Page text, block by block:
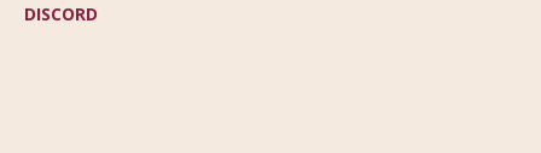
DISCORD